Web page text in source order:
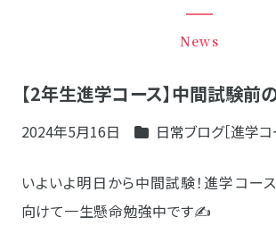
News
【2年生進学コース】中間試験前
2024年5月16日 日常ブログ［進学コ
いよいよ明日から中間試験！進学コー
向けて一生懸命勉強中です✍